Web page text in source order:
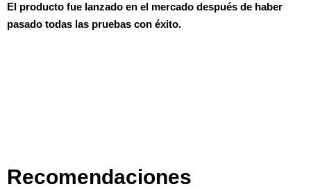
El producto fue lanzado en el mercado después de haber
pasado todas las pruebas con éxito.
Recomendaciones